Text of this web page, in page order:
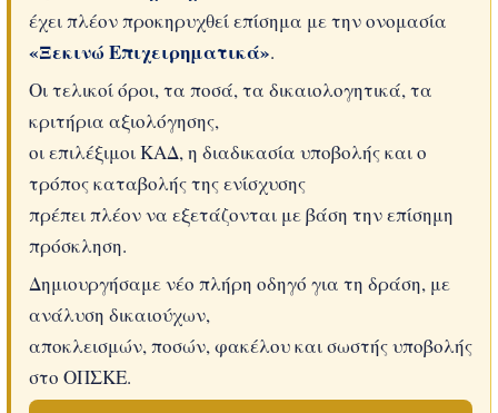
έχει πλέον προκηρυχθεί επίσημα με την ονομασία
«Ξεκινώ Επιχειρηματικά».
Οι τελικοί όροι, τα ποσά, τα δικαιολογητικά, τα
κριτήρια αξιολόγησης,
οι επιλέξιμοι ΚΑΔ, η διαδικασία υποβολής και ο
τρόπος καταβολής της ενίσχυσης
πρέπει πλέον να εξετάζονται με βάση την επίσημη
πρόσκληση.
Δημιουργήσαμε νέο πλήρη οδηγό για τη δράση, με
ανάλυση δικαιούχων,
αποκλεισμών, ποσών, φακέλου και σωστής υποβολής
στο ΟΠΣΚΕ.